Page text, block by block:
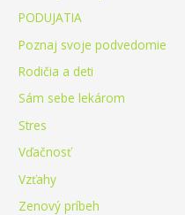
PODUJATIA
Poznaj svoje podvedomie
Rodičia a deti
Sám sebe lekárom
Stres
Vďačnosť
Vzťahy
Zenový príbeh